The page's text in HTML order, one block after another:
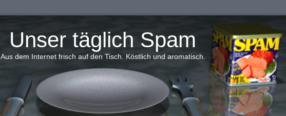
Unser täglich Spam
Aus dem Internet frisch auf den Tisch. Köstlich und aromatisch.